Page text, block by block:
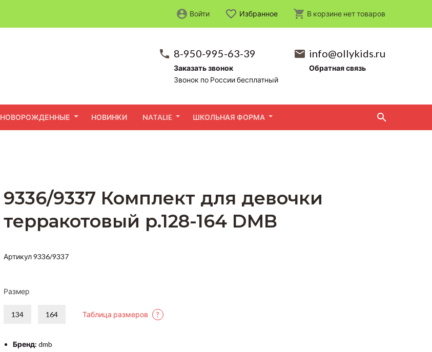
8-950-995-63-39
Заказать звонок
Звонок по России бесплатный
info@ollykids.ru
Обратная связь
НОВОРОЖДЕННЫЕ НОВИНКИ NATALIE ШКОЛЬНАЯ ФОРМА
Войти Избранное В корзине неттоваров
9336/9337 Комплект для девочки
терракотовый р.128-164 DMB
Артикул 9336/9337
Размер
134 164 Таблица размеров ?
Бренд: dmb